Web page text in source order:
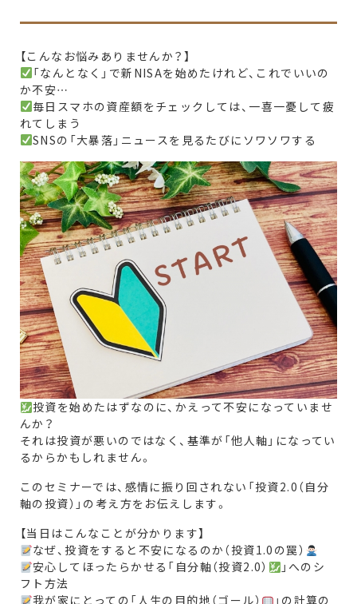
【こんなお悩みありませんか？】
「なんとなく」で新NISAを始めたけれど、これでいいの
か不安…
毎日スマホの資産額をチェックしては、一喜一憂して疲
れてしまう
SNSの「大暴落」ニュースを見るたびにソワソワする
投資を始めたはずなのに、かえって不安になっていませ
んか？
それは投資が悪いのではなく、基準が「他人軸」になってい
るからかもしれません。
このセミナーでは、感情に振り回されない「投資2.0（自分
軸の投資）」の考え方をお伝えします。
【当日はこんなことが分かります】
なぜ、投資をすると不安になるのか（投資1.0の罠）
安心してほったらかせる「自分軸（投資2.0）
」へのシ
フト方法
我が家にとっての「人生の目的地（ゴール）
」の計算の